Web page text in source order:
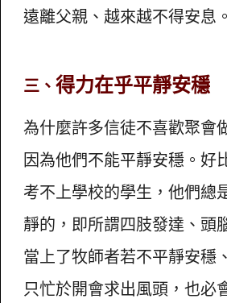
遠離父親、越來越不得安息。
三 、得力在乎平靜安穩
為什麼許多信徒不喜歡聚會
因為他們不能平靜安穩。好
考不上學校的學生，他們總
靜的，即所謂四肢發達、頭
當上了牧師者若不平靜安穩
只忙於開會求出風頭，也必